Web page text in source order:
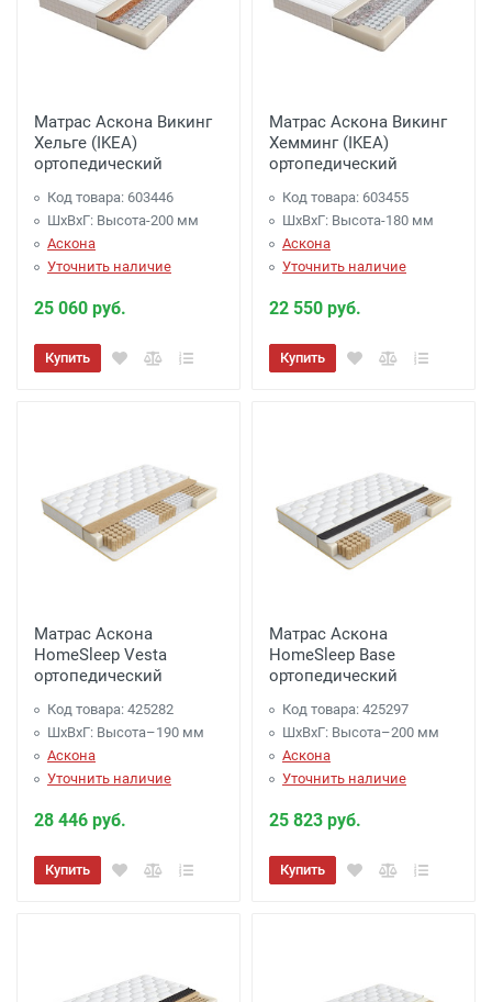
Матрас Аскона Викинг
Хельге (IKEA)
ортопедический
Код товара: 603446
ШхВхГ: Высота-200 мм
Аскона
Уточнить наличие
25 060 руб.
Купить
Матрас Аскона Викинг
Хемминг (IKEA)
ортопедический
Код товара: 603455
ШхВхГ: Высота-180 мм
Аскона
Уточнить наличие
22 550 руб.
Купить
Матрас Аскона
HomeSleep Vesta
ортопедический
Код товара: 425282
ШхВхГ: Высота–190 мм
Аскона
Уточнить наличие
28 446 руб.
Купить
Матрас Аскона
HomeSleep Base
ортопедический
Код товара: 425297
ШхВхГ: Высота–200 мм
Аскона
Уточнить наличие
25 823 руб.
Купить